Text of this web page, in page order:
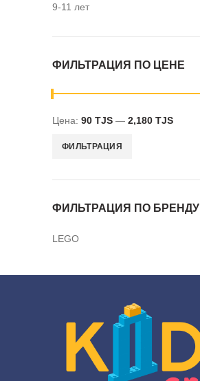
9-11 лет
ФИЛЬТРАЦИЯ ПО ЦЕНЕ
Минимальная
Максимальная
ФИЛЬТРАЦИЯ
Цена: 90 TJS — 2,180 TJS
ФИЛЬТРАЦИЯ ПО БРЕНДУ
LEGO